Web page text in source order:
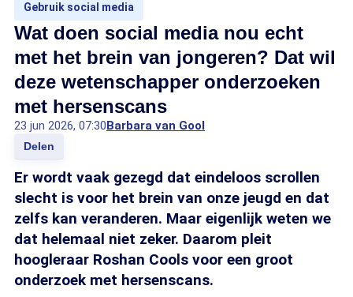
Gebruik social media
Wat doen social media nou echt
met het brein van jongeren? Dat wil
deze wetenschapper onderzoeken
met hersenscans
23 jun 2026, 07:30Barbara van Gool
Delen
Er wordt vaak gezegd dat eindeloos scrollen
slecht is voor het brein van onze jeugd en dat
zelfs kan veranderen. Maar eigenlijk weten we
dat helemaal niet zeker. Daarom pleit
hoogleraar Roshan Cools voor een groot
onderzoek met hersenscans.